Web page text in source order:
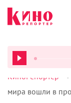
ВСЕ ПОДКАСТЫ
КиноРепортер >
мира вошли в